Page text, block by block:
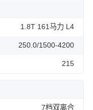
1.8T 161马力 L4
250.0/1500-4200
215
7档双离合